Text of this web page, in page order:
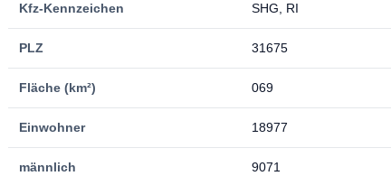
Kfz-Kennzeichen SHG, RI
PLZ 31675
Fläche (km²) 069
Einwohner 18977
männlich 9071